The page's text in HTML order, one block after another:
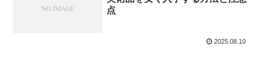
点
2025.08.10